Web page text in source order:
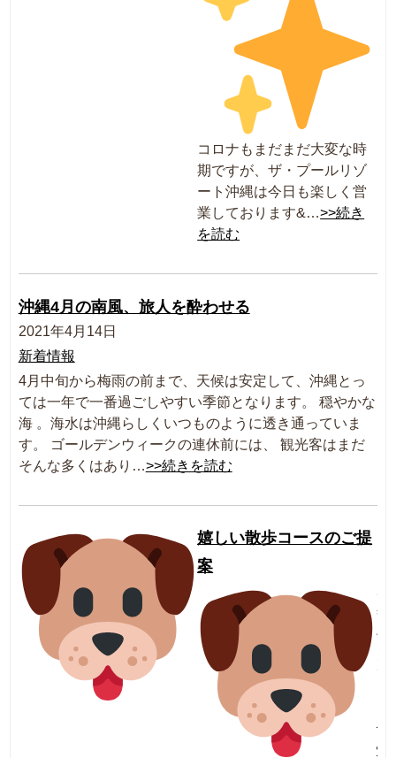
コロナもまだまだ大変な時
期ですが、ザ・プールリゾ
ート沖縄は今日も楽しく営
業しております&…>>続き
を読む
沖縄4月の南風、旅人を酔わせる
2021年4月14日
新着情報
4月中旬から梅雨の前まで、天候は安定して、沖縄とっ
ては一年で一番過ごしやすい季節となります。 穏やかな
海 。海水は沖縄らしくいつものように透き通っていま
す。 ゴールデンウィークの連休前には、 観光客はまだ
そんな多くはあり…>>続きを読む
嬉しい散歩コースのご提
案
年
4
7
情